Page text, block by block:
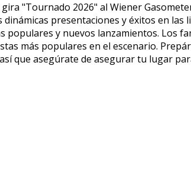
"Tournado 2026" al Wiener
presentaciones y éxitos en las
populares y nuevos lanzamientos. Los
más populares en el escenario.
que asegúrate de asegurar tu lugar